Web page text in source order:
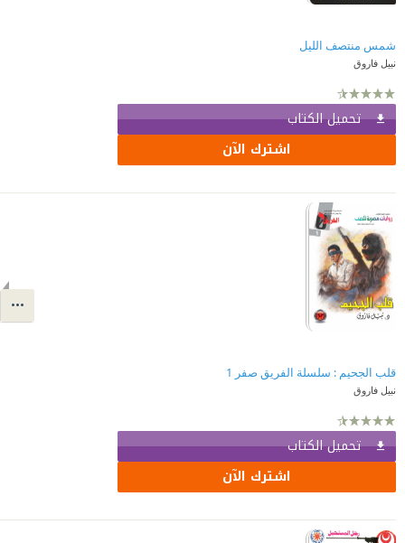
شمس منتصف الليل
نبيل فاروق
تحميل الكتاب
اشترك الآن
قلب الجحيم : سلسلة الفريق صفر 1
نبيل فاروق
تحميل الكتاب
اشترك الآن